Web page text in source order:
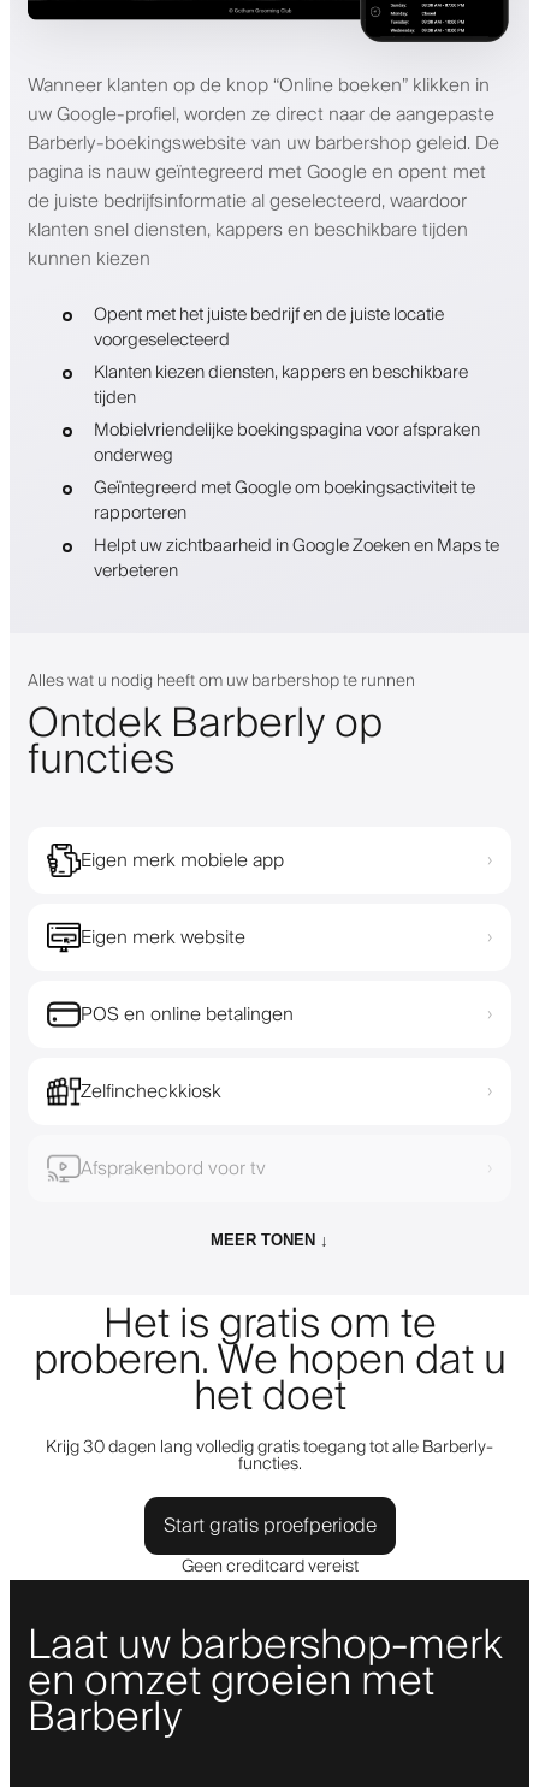
Wanneer klanten op de knop “Online boeken” klikken in
uw Google-profiel, worden ze direct naar de aangepaste
Barberly-boekingswebsite van uw barbershop geleid. De
pagina is nauw geïntegreerd met Google en opent met
de juiste bedrijfsinformatie al geselecteerd, waardoor
klanten snel diensten, kappers en beschikbare tijden
kunnen kiezen
Opent met het juiste bedrijf en de juiste locatie
voorgeselecteerd
Klanten kiezen diensten, kappers en beschikbare
tijden
Mobielvriendelijke boekingspagina voor afspraken
onderweg
Geïntegreerd met Google om boekingsactiviteit te
rapporteren
Helpt uw zichtbaarheid in Google Zoeken en Maps te
verbeteren
Alles wat u nodig heeft om uw barbershop te runnen
Ontdek Barberly op
functies
Eigen merk mobiele app ›
Eigen merk website ›
POS en online betalingen ›
Zelfincheckkiosk ›
Afsprakenbord voor tv ›
MEER TONEN ↓
Het is gratis om te
proberen. We hopen dat u
het doet
Krijg 30 dagen lang volledig gratis toegang tot alle Barberly-
functies.
Start gratis proefperiode
Geen creditcard vereist
Laat uw barbershop-merk
en omzet groeien met
Barberly